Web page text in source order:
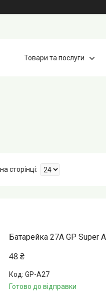
Товари та послуги
Батарейка 27A GP Super
48 ₴
GP-A27
Готово до відправки